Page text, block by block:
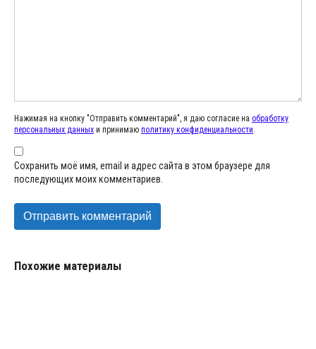
Нажимая на кнопку "Отправить комментарий", я даю согласие на обработку
персональных данных и принимаю политику конфиденциальности
Сохранить моё имя, email и адрес сайта в этом браузере для
последующих моих комментариев.
Похожие материалы